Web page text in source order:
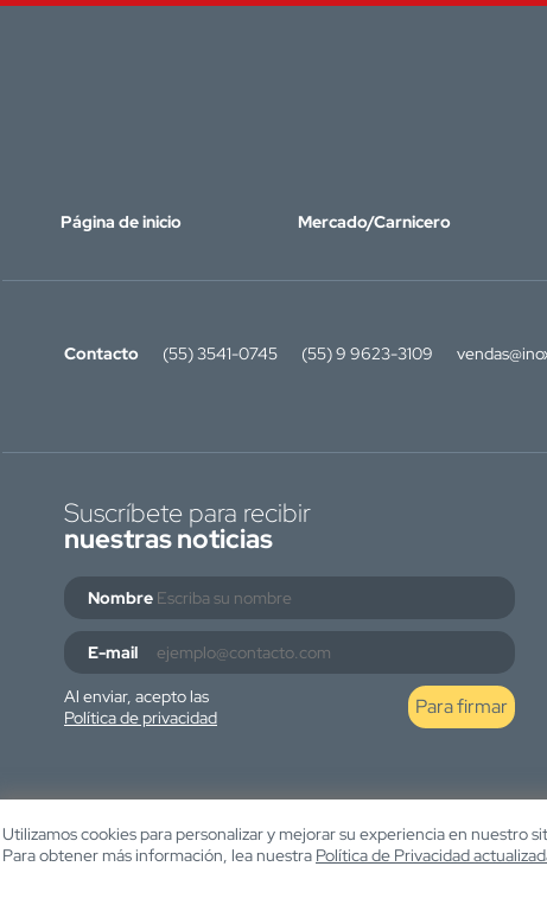
Página de inicio Mercado/Carnicero
Contacto (55) 3541-0745 (55) 9 9623-3109
Suscríbete para recibir
nuestras noticias
Nombre
E-mail
Al enviar, acepto las
Política de privacidad
Para firmar
Utilizamos cookies para personalizar y mejorar su experiencia en nuestro
Para obtener más información, lea nuestra Política de Privacidad